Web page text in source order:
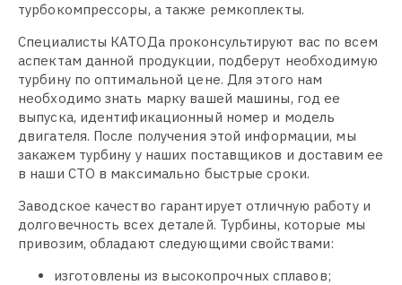
турбокомпрессоры, а также ремкоплекты.
Специалисты КАТОДа проконсультируют вас по всем
аспектам данной продукции, подберут необходимую
турбину по оптимальной цене. Для этого нам
необходимо знать марку вашей машины, год ее
выпуска, идентификационный номер и модель
двигателя. После получения этой информации, мы
закажем турбину у наших поставщиков и доставим ее
в наши СТО в максимально быстрые сроки.
Заводское качество гарантирует отличную работу и
долговечность всех деталей. Турбины, которые мы
привозим, обладают следующими свойствами:
изготовлены из высокопрочных сплавов;